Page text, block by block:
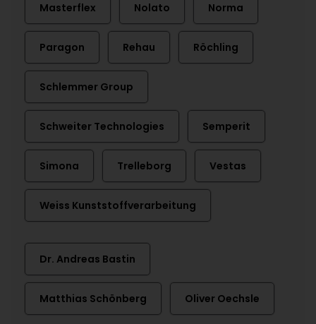
Masterflex Nolato Norma
Paragon Rehau Röchling
Schlemmer Group
Schweiter Technologies Semperit
Simona Trelleborg Vestas
Weiss Kunststoffverarbeitung
Dr. Andreas Bastin
Matthias Schönberg Oliver Oechsle